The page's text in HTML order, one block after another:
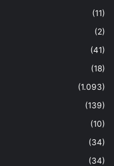
(11)
(2)
(41)
(18)
(1.093)
(139)
(10)
(34)
(34)